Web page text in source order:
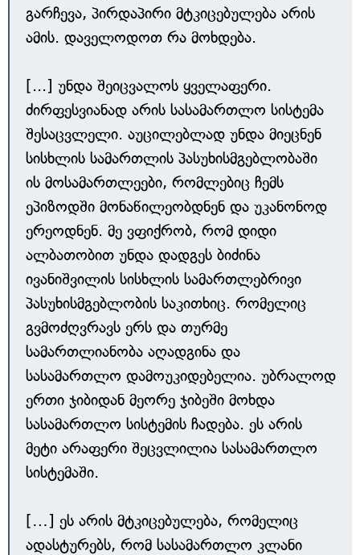
გარჩევა, პირდაპირი მტკიცებულება არის
ამის. დაველოდოთ რა მოხდება.
[...] უნდა შეიცვალოს ყველაფერი.
ძირფესვიანად არის სასამართლო სისტემა
შესაცვლელი. აუცილებლად უნდა მიეცნენ
სისხლის სამართლის პასუხისმგებლობაში
ის მოსამართლეები, რომლებიც ჩემს
ეპიზოდში მონაწილეობდნენ და უკანონოდ
ერეოდნენ. მე ვფიქრობ, რომ დიდი
ალბათობით უნდა დადგეს ბიძინა
ივანიშვილის სისხლის სამართლებრივი
პასუხისმგებლობის საკითხიც. რომელიც
გვმოძღვრავს ერს და თურმე
სამართლიანობა აღადგინა და
სასამართლო დამოუკიდებელია. უბრალოდ
ერთი ჯიბიდან მეორე ჯიბეში მოხდა
სასამართლო სისტემის ჩადება. ეს არის
მეტი არაფერი შეცვლილია სასამართლო
სისტემაში.
[…] ეს არის მტკიცებულება, რომელიც
ადასტურებს, რომ სასამართლო კლანი